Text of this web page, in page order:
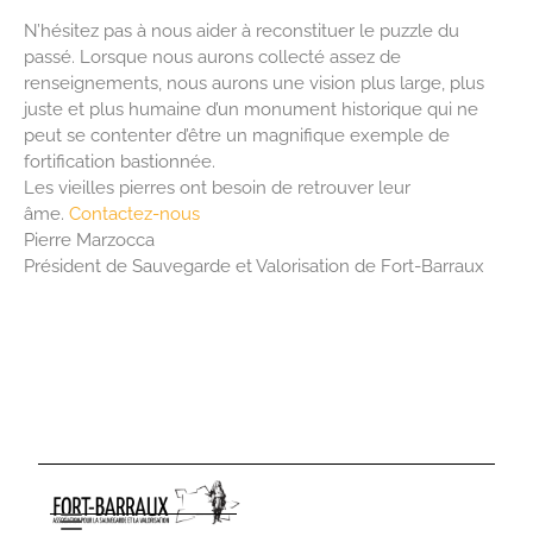
N’hésitez pas à nous aider à reconstituer le puzzle du
passé. Lorsque nous aurons collecté assez de
renseignements, nous aurons une vision plus large, plus
juste et plus humaine d’un monument historique qui ne
peut se contenter d’être un magnifique exemple de
fortification bastionnée.
Les vieilles pierres ont besoin de retrouver leur
âme. Contactez-nous
Pierre Marzocca
Président de Sauvegarde et Valorisation de Fort-Barraux